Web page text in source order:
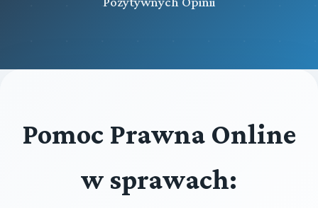
Pomoc Prawna Online
w sprawach: